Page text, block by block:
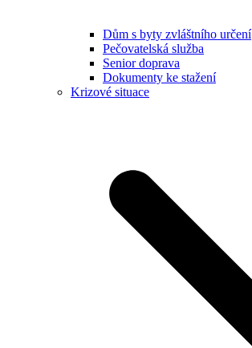
Dům s byty zvláštního určení
Pečovatelská služba
Senior doprava
Dokumenty ke stažení
Krizové situace